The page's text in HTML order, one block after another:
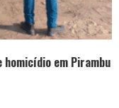
em Pirambu